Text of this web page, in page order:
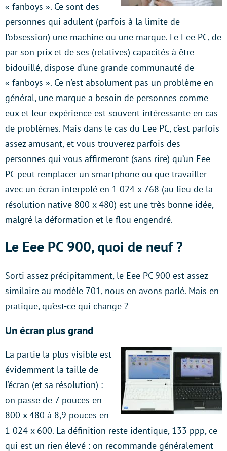
« fanboys ». Ce sont des
personnes qui adulent (parfois à la limite de
l’obsession) une machine ou une marque. Le Eee PC, de
par son prix et de ses (relatives) capacités à être
bidouillé, dispose d’une grande communauté de
« fanboys ». Ce n’est absolument pas un problème en
général, une marque a besoin de personnes comme
eux et leur expérience est souvent intéressante en cas
de problèmes. Mais dans le cas du Eee PC, c’est parfois
assez amusant, et vous trouverez parfois des
personnes qui vous affirmeront (sans rire) qu’un Eee
PC peut remplacer un smartphone ou que travailler
avec un écran interpolé en 1 024 x 768 (au lieu de la
résolution native 800 x 480) est une très bonne idée,
malgré la déformation et le flou engendré.
Le Eee PC 900, quoi de neuf ?
Sorti assez précipitamment, le Eee PC 900 est assez
similaire au modèle 701, nous en avons parlé. Mais en
pratique, qu’est-ce qui change ?
Un écran plus grand
La partie la plus visible est
évidemment la taille de
l’écran (et sa résolution) :
on passe de 7 pouces en
800 x 480 à 8,9 pouces en
1 024 x 600. La définition reste identique, 133 ppp, ce
qui est un rien élevé : on recommande généralement